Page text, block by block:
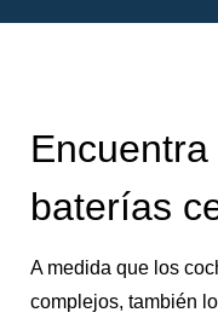
baterías
A medida que los
complejos, también